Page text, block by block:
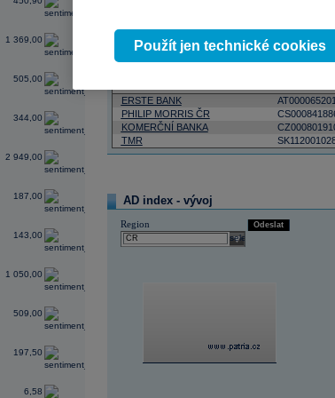
1 369,00
505,00
344,00
2 949,00
187,00
143,00
1 050,00
509,00
197,50
6,58
06.08.2026 9:16:09
ERSTE BANK
PHILIP MORRIS ČR
KOMERČNÍ BANKA
TMR
AD index - vývoj
Region
select
Odeslat
Použít jen technické cookies